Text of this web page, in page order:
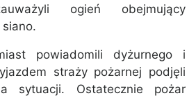
ogień obejmujący
siano.
powiadomili dyżurnego i
straży pożarnej podjęli
sytuacji. Ostatecznie pożar